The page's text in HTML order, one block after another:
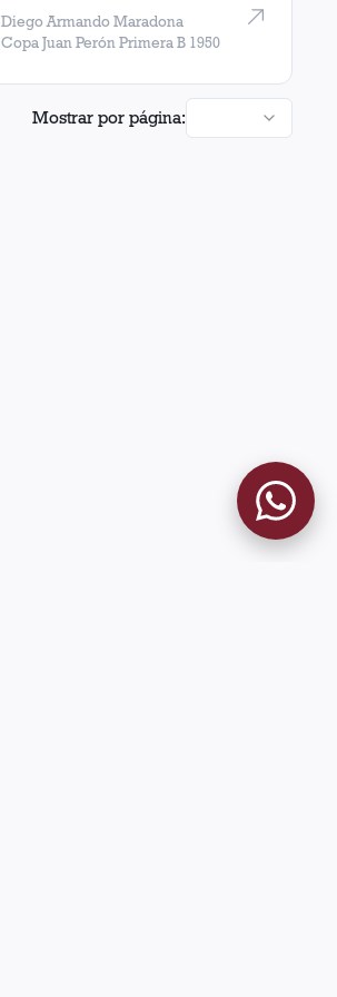
Diego Armando Maradona
Copa Juan Perón Primera B 1950
Mostrar por página: